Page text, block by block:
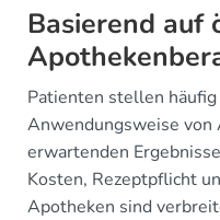
Basierend auf
Patienten stellen
Anwendungsweise von
erwartenden
Kosten, Rezeptpflicht
Apotheken sind